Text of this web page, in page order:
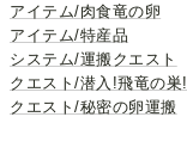
アイテム/肉食竜の卵
アイテム/特産品
システム/運搬クエスト
クエスト/潜入!飛竜の巣!
クエスト/秘密の卵運搬